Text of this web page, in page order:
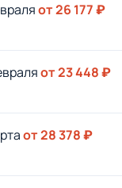
от 26 177 ₽
от 23 448 ₽
от 28 378 ₽